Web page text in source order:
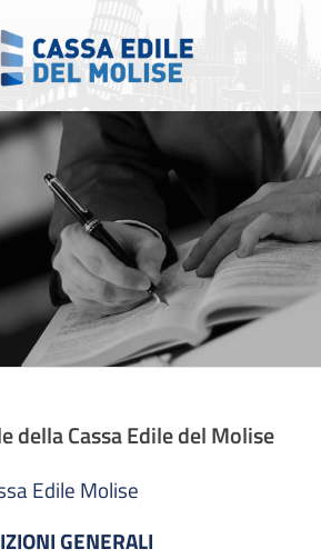
della Cassa Edile del Molise
Edile Molise
GENERALI